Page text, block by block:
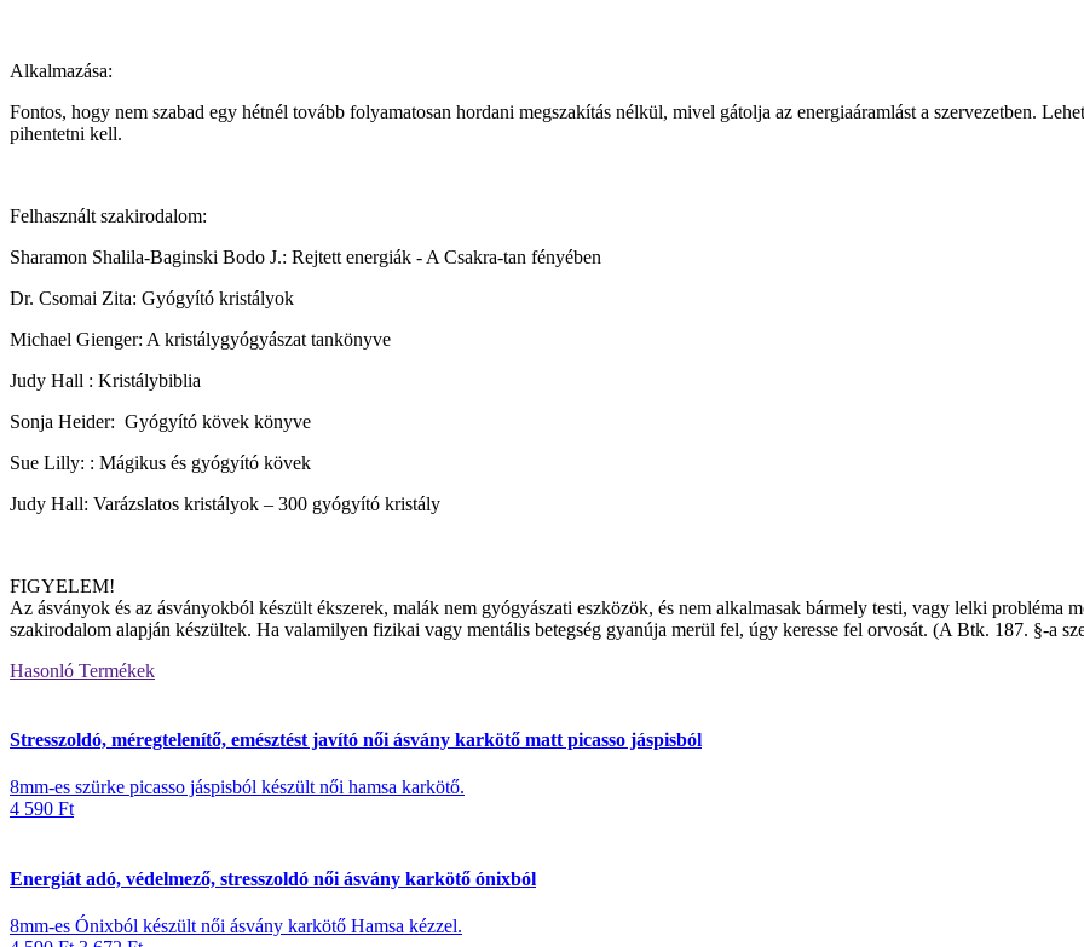
Alkalmazása:
Fontos, hogy nem szabad egy hétnél tovább folyamatosan hordani megszakítás nélkül, mivel gátolja az energiaáramlást a szervezetben.
pihentetni kell.
Felhasznált szakirodalom:
Sharamon Shalila-Baginski Bodo J.: Rejtett energiák - A Csakra-tan fényében
Dr. Csomai Zita: Gyógyító kristályok
Michael Gienger: A kristálygyógyászat tankönyve
Judy Hall : Kristálybiblia
Sonja Heider: Gyógyító kövek könyve
Sue Lilly: : Mágikus és gyógyító kövek
Judy Hall: Varázslatos kristályok – 300 gyógyító kristály
FIGYELEM!
Az ásványok és az ásványokból készült ékszerek, malák nem gyógyászati eszközök, és nem alkalmasak bármely testi, vagy lelki probléma
szakirodalom alapján készültek. Ha valamilyen fizikai vagy mentális betegség gyanúja merül fel, úgy keresse fel orvosát. (A Btk. 187. §-a
Hasonló Termékek
Stresszoldó, méregtelenítő, emésztést javító női ásvány karkötő matt picasso jáspisból
8mm-es szürke picasso jáspisból készült női hamsa karkötő.
4 590 Ft
Energiát adó, védelmező, stresszoldó női ásvány karkötő ónixból
8mm-es Ónixból készült női ásvány karkötő Hamsa kézzel.